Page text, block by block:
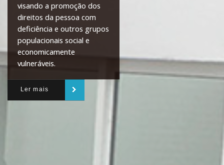
visando a promoção dos
direitos da pessoa com
deficiência e outros grupos
populacionais social e
economicamente
vulneráveis.
Ler mais